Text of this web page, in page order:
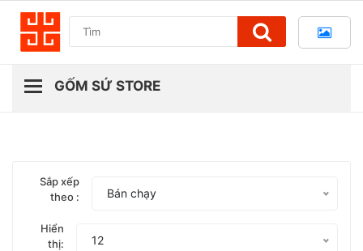
Sắp xếp
theo :
Bán chạy
Hiển
thị:
12